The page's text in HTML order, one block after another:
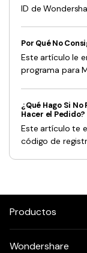
ID de
Por Qué No
Este artículo le
programa para
¿Qué Hago Si
Hacer el Pedido?
Este artículo te
código de
Productos
Wondershare